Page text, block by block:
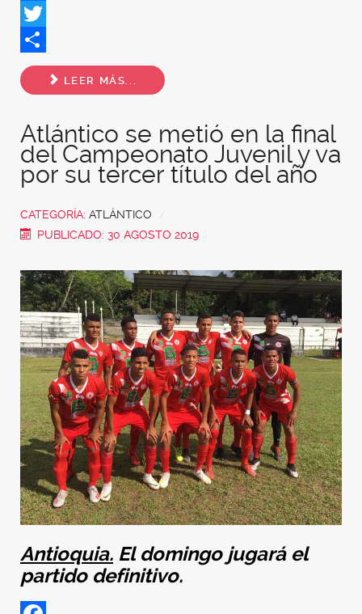
Facebook
Twitter
Share
LEER MÁS...
Atlántico se metió en la final
del Campeonato Juvenil y va
por su tercer título del año
CATEGORÍA: ATLÁNTICO
PUBLICADO: 30 AGOSTO 2019
Antioquia. El domingo jugará el
partido definitivo.